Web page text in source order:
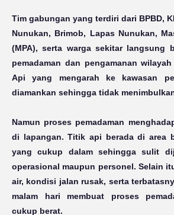
Tim gabungan yang terdiri dari BPBD,
Nunukan, Brimob, Lapas Nunukan,
(MPA), serta warga sekitar langsung
pemadaman dan pengamanan
Api yang mengarah ke kawasan
diamankan sehingga tidak
Namun proses pemadaman
di lapangan. Titik api berada di area
yang cukup dalam sehingga sulit
operasional maupun personel. Selain
air, kondisi jalan rusak, serta
malam hari membuat proses
cukup berat.